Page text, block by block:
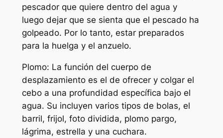
pescador que quiere dentro del agua y
luego dejar que se sienta que el pescado ha
golpeado. Por lo tanto, estar preparados
para la huelga y el anzuelo.
Plomo: La función del cuerpo de
desplazamiento es el de ofrecer y colgar el
cebo a una profundidad específica bajo el
agua. Su incluyen varios tipos de bolas, el
barril, frijol, foto dividida, plomo pargo,
lágrima, estrella y una cuchara.